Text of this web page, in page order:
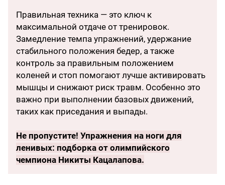
Правильная техника — это ключ к
максимальной отдаче от тренировок.
Замедление темпа упражнений, удержание
стабильного положения бедер, а также
контроль за правильным положением
коленей и стоп помогают лучше активировать
мышцы и снижают риск травм. Особенно это
важно при выполнении базовых движений,
таких как приседания и выпады.
Не пропустите! Упражнения на ноги для
ленивых: подборка от олимпийского
чемпиона Никиты Кацалапова.